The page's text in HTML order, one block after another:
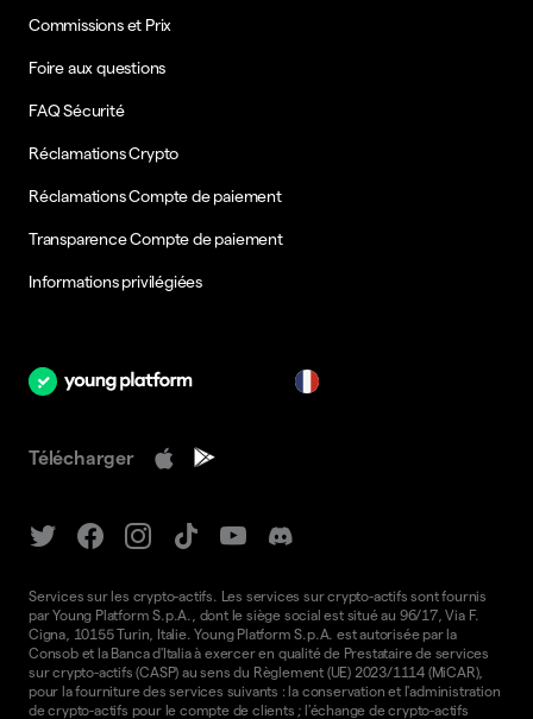
Commissions et Prix
Foire aux questions
FAQ Sécurité
Réclamations Crypto
Réclamations Compte de paiement
Transparence Compte de paiement
Informations privilégiées
Télécharger
Services sur les crypto-actifs. Les services sur crypto-actifs sont fournis
par Young Platform S.p.A., dont le siège social est situé au 96/17, Via F.
Cigna, 10155 Turin, Italie. Young Platform S.p.A. est autorisée par la
Consob et la Banca d'Italia à exercer en qualité de Prestataire de services
sur crypto-actifs (CASP) au sens du Règlement (UE) 2023/1114 (MiCAR),
pour la fourniture des services suivants : la conservation et l'administration
de crypto-actifs pour le compte de clients ; l'échange de crypto-actifs